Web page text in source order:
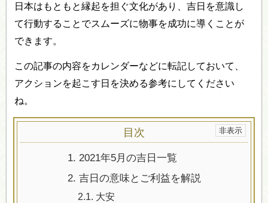
日本はもともと縁起を担ぐ文化があり、吉日を意識し
て行動することでスムーズに物事を成功に導くことが
できます。
この記事の内容をカレンダーなどに転記しておいて、
アクションを起こす日を決める参考にしてください
ね。
目次
1. 2021年5月の吉日一覧
2. 吉日の意味とご利益を解説
2.1. 大安